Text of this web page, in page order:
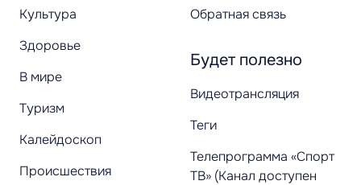
Культура
Здоровье
В мире
Туризм
Калейдоскоп
Происшествия
Обратная связь
Будет полезно
Видеотрансляция
Теги
Телепрограмма «Спорт
ТВ» (Канал доступен